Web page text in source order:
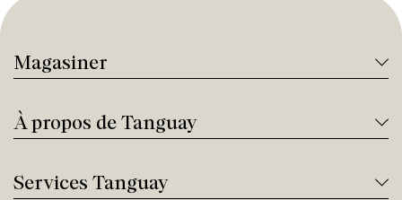
Magasiner
À propos de Tanguay
Services Tanguay